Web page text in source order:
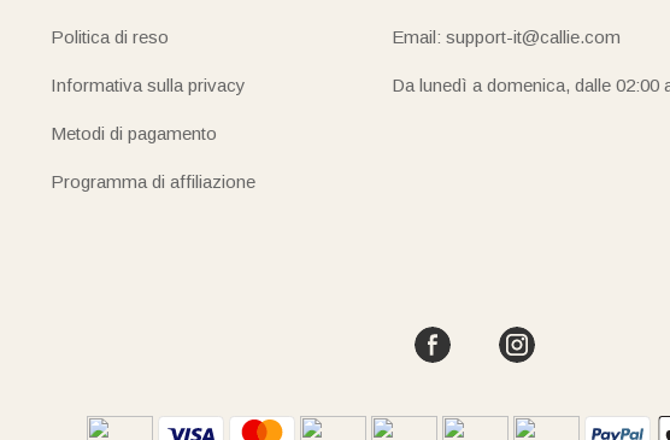
Politica di reso
Informativa sulla privacy
Metodi di pagamento
Programma di affiliazione
Email: support-it@callie.com
Da lunedì a domenica, dalle 02:00